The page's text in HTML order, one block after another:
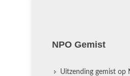
NPO Gemist
Uitzending gemist op